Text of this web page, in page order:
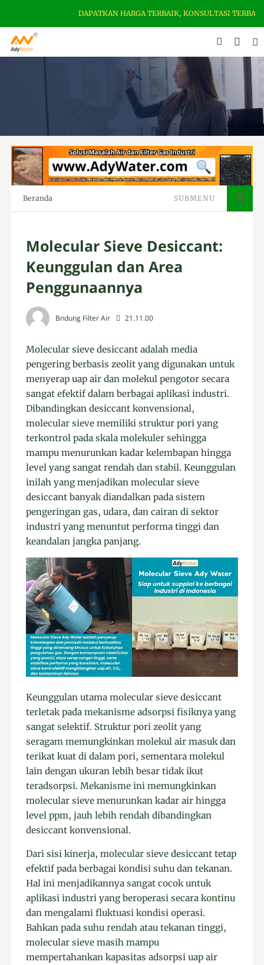
DAPATKAN HARGA TERBAIK, KONSULTASI TERBAIK &
Beranda SUBMENU
Molecular Sieve Desiccant:
Keunggulan dan Area
Penggunaannya
Bndung Filter Air 21.11.00
Molecular sieve desiccant adalah media
pengering berbasis zeolit yang digunakan untuk
menyerap uap air dan molekul pengotor secara
sangat efektif dalam berbagai aplikasi industri.
Dibandingkan desiccant konvensional,
molecular sieve memiliki struktur pori yang
terkontrol pada skala molekuler sehingga
mampu menurunkan kadar kelembapan hingga
level yang sangat rendah dan stabil. Keunggulan
inilah yang menjadikan molecular sieve
desiccant banyak diandalkan pada sistem
pengeringan gas, udara, dan cairan di sektor
industri yang menuntut performa tinggi dan
keandalan jangka panjang.
Keunggulan utama molecular sieve desiccant
terletak pada mekanisme adsorpsi fisiknya yang
sangat selektif. Struktur pori zeolit yang
seragam memungkinkan molekul air masuk dan
terikat kuat di dalam pori, sementara molekul
lain dengan ukuran lebih besar tidak ikut
teradsorpsi. Mekanisme ini memungkinkan
molecular sieve menurunkan kadar air hingga
level ppm, jauh lebih rendah dibandingkan
desiccant konvensional.
Dari sisi kinerja, molecular sieve desiccant tetap
efektif pada berbagai kondisi suhu dan tekanan.
Hal ini menjadikannya sangat cocok untuk
aplikasi industri yang beroperasi secara kontinu
dan mengalami fluktuasi kondisi operasi.
Bahkan pada suhu rendah atau tekanan tinggi,
molecular sieve masih mampu
mempertahankan kapasitas adsorpsi uap air